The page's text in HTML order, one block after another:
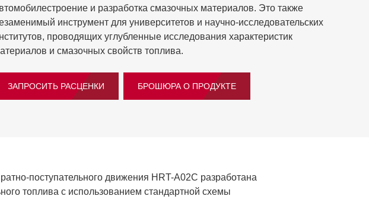
и разработка смазочных материалов. Это также
инструмент для университетов и научно-исследовательских
проводящих углубленные исследования характеристик
и смазочных свойств топлива.
ЗАПРОСИТЬ РАСЦЕНКИ БРОШЮРА О ПРОДУКТЕ
поступательного движения HRT-A02C разработана
топлива с использованием стандартной схемы